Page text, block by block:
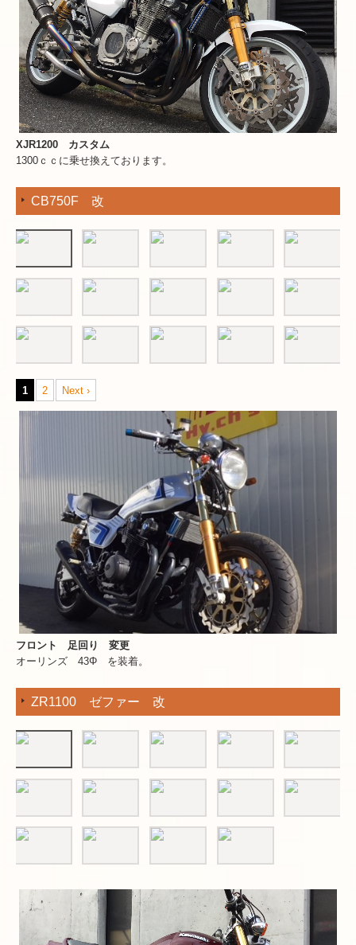
XJR1200 カスタム
1300ｃｃに乗せ換えております。
CB750F 改
1 2 Next ›
フロント 足回り 変更
オーリンズ 43Φ を装着。
ZR1100 ゼファー 改